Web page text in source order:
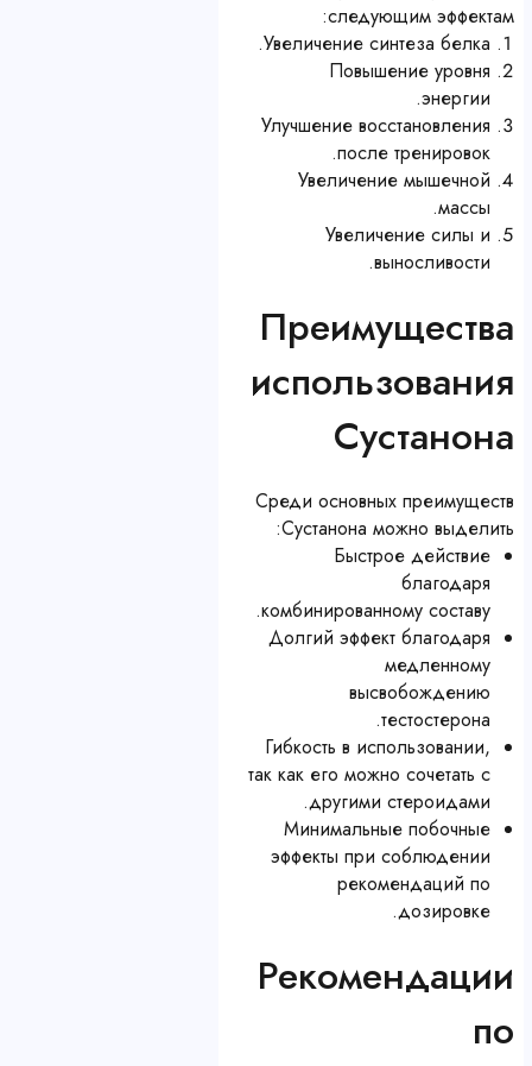
следующим эффектам:
Увеличение синтеза белка.
Повышение уровня
энергии.
Улучшение восстановления
после тренировок.
Увеличение мышечной
массы.
Увеличение силы и
выносливости.
Преимущества
использования
Сустанона
Среди основных преимуществ
Сустанона можно выделить:
Быстрое действие
благодаря
комбинированному составу.
Долгий эффект благодаря
медленному
высвобождению
тестостерона.
Гибкость в использовании,
так как его можно сочетать с
другими стероидами.
Минимальные побочные
эффекты при соблюдении
рекомендаций по
дозировке.
Рекомендации
по